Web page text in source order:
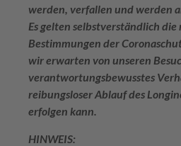
werden, verfallen und werden
Es gelten selbstverständlich die
Bestimmungen der
wir erwarten von unseren
verantwortungsbewusstes
reibungsloser Ablauf des
erfolgen kann.
HINWEIS: